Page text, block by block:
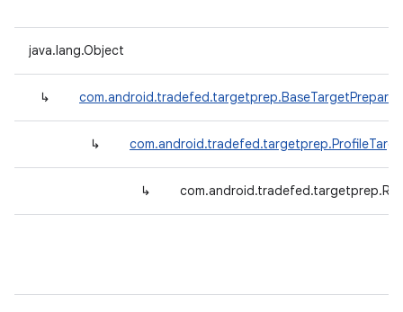
java.lang.Object
↳ com.android.tradefed.targetprep.BaseTargetPreparer
↳
↳